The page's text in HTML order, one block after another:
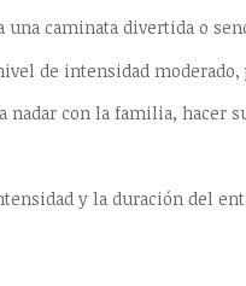
una caminata divertida o
de intensidad moderado,
nadar con la familia, hacer
y la duración del